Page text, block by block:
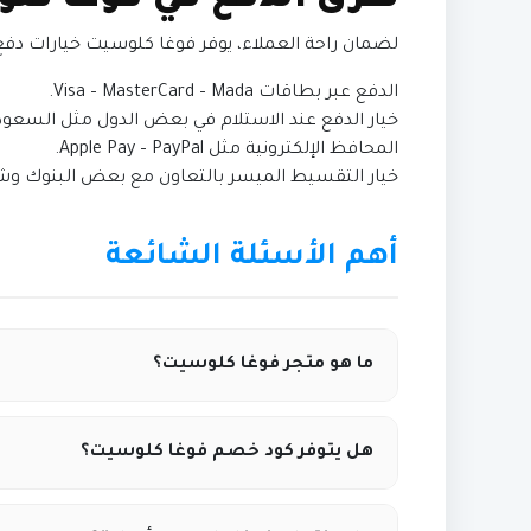
لضمان راحة العملاء، يوفر فوغا كلوسيت خيارات
الدفع عبر بطاقات Visa – MasterCard – Mada.
خيار الدفع عند الاستلام في بعض الدول مثل
المحافظ الإلكترونية مثل Apple Pay – PayPal.
خيار التقسيط الميسر بالتعاون مع بعض البنوك
أهم الأسئلة الشائعة
ما هو متجر فوغا كلوسيت؟
فوغا كلوسيت هو متجر إلكتروني عالمي متخصص
هل يتوفر كود خصم فوغا كلوسيت؟